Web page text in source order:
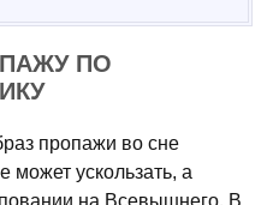
ПО
пропажи во сне
может ускользать, а
на Всевышнего. В